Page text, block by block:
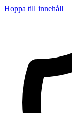
Hoppa till innehåll